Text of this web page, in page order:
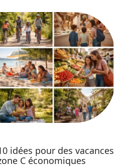
idées pour des vacances
C économiques